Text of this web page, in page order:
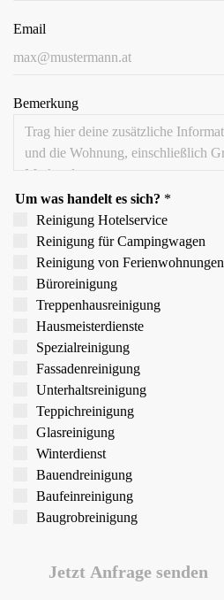
Email
Bemerkung
Um was handelt es sich? *
Reinigung Hotelservice
Reinigung für Campingwagen
Reinigung von Ferien­wohnungen
Büroreinigung
Treppen­hausreinigung
Hausmeister­dienste
Spezial­reinigung
Fassaden­reinigung
Unterhalts­reinigung
Teppich­reinigung
Glas­reinigung
Winter­dienst
Bauend­reinigung
Bau­feinreinigung
Baugrob­reinigung
Jetzt Anfrage senden